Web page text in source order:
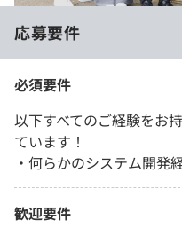
応募要件
必須要件
以下すべてのご経験をお
ています！
・何らかのシステム開
歓迎要件